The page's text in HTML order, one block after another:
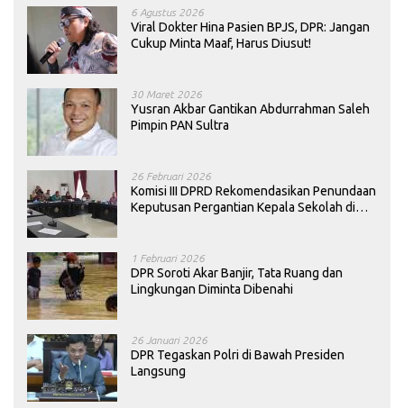
6 Agustus 2026
Viral Dokter Hina Pasien BPJS, DPR: Jangan
Cukup Minta Maaf, Harus Diusut!
30 Maret 2026
Yusran Akbar Gantikan Abdurrahman Saleh
Pimpin PAN Sultra
26 Februari 2026
Komisi III DPRD Rekomendasikan Penundaan
Keputusan Pergantian Kepala Sekolah di
1 Februari 2026
DPR Soroti Akar Banjir, Tata Ruang dan
Lingkungan Diminta Dibenahi
26 Januari 2026
DPR Tegaskan Polri di Bawah Presiden
Langsung